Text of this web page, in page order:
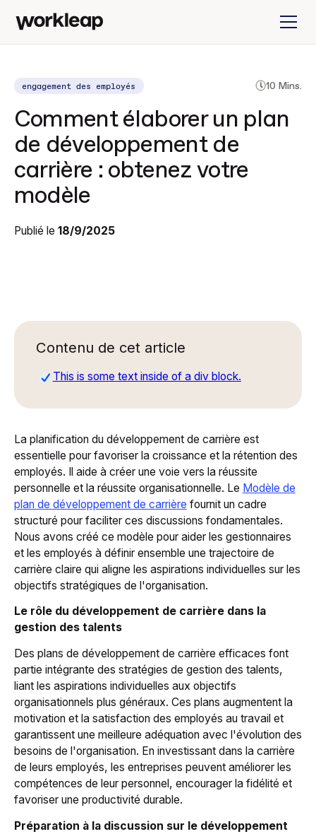
engagement des employés 10 Mins.
Comment élaborer un plan
de développement de
carrière : obtenez votre
modèle
Publié le 18/9/2025
Contenu de cet article
This is some text inside of a div block.
La planification du développement de carrière est
essentielle pour favoriser la croissance et la rétention des
employés. Il aide à créer une voie vers la réussite
personnelle et la réussite organisationnelle. Le Modèle de
plan de développement de carrière fournit un cadre
structuré pour faciliter ces discussions fondamentales.
Nous avons créé ce modèle pour aider les gestionnaires
et les employés à définir ensemble une trajectoire de
carrière claire qui aligne les aspirations individuelles sur les
objectifs stratégiques de l'organisation.
Le rôle du développement de carrière dans la
gestion des talents
Des plans de développement de carrière efficaces font
partie intégrante des stratégies de gestion des talents,
liant les aspirations individuelles aux objectifs
organisationnels plus généraux. Ces plans augmentent la
motivation et la satisfaction des employés au travail et
garantissent une meilleure adéquation avec l'évolution des
besoins de l'organisation. En investissant dans la carrière
de leurs employés, les entreprises peuvent améliorer les
compétences de leur personnel, encourager la fidélité et
favoriser une productivité durable.
Préparation à la discussion sur le développement